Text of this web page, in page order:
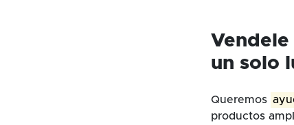
un solo
Queremos
productos